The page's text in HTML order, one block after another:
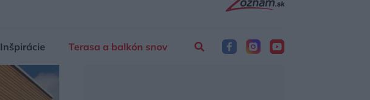
Inšpirácie Terasa a balkón snov